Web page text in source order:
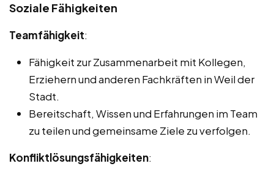
Soziale Fähigkeiten
Teamfähigkeit:
Fähigkeit zur Zusammenarbeit mit Kollegen,
Erziehern und anderen Fachkräften in Weil der
Stadt.
Bereitschaft, Wissen und Erfahrungen im Team
zu teilen und gemeinsame Ziele zu verfolgen.
Konfliktlösungsfähigkeiten: